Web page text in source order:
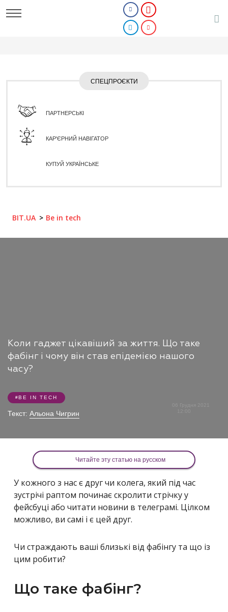
СПЕЦПРОЄКТИ
ПАРТНЕРСЬКІ
КАР'ЄРНИЙ НАВІГАТОР
КУПУЙ УКРАЇНСЬКЕ
BIT.UA Be in tech
Коли гаджет цікавіший за життя. Що таке
фабінг і чому він став епідемією нашого
часу?
BE IN TECH
Текст: Альона Чигрин
06 Грудня 2021
Читайте эту статью на русском
У кожного з нас є друг чи колега, який під час
зустрічі раптом починає скролити стрічку у
фейсбуці або читати новини в телеграмі. Цілком
можливо, ви самі і є цей друг.
Чи страждають ваші близькі від фабінгу та що із
цим робити?
Що таке фабінг?